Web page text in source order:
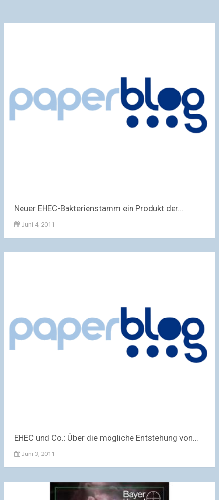
Neuer EHEC-Bakterienstamm ein Produkt der...
Juni 4, 2011
EHEC und Co.: Über die mögliche Entstehung von...
Juni 3, 2011